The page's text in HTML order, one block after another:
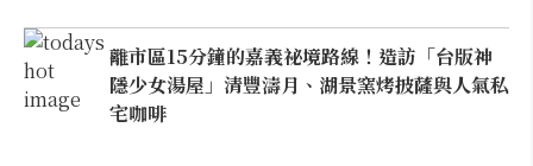
離市區15分鐘的嘉義祕境路線！造訪「台版神
隱少女湯屋」清豐濤月、湖景窯烤披薩與人氣私
宅咖啡